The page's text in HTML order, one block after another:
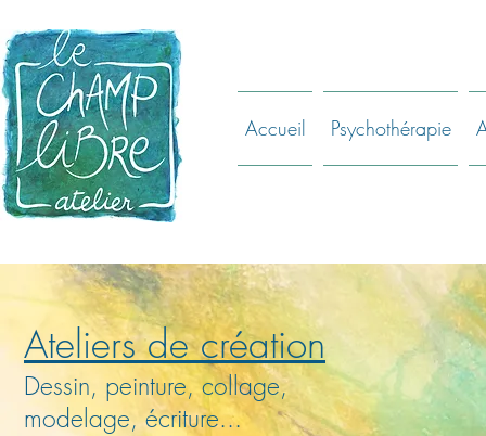
Accueil Psychothérapie
Ateliers de création
Dessin, peinture, collage,
modelage, écriture...